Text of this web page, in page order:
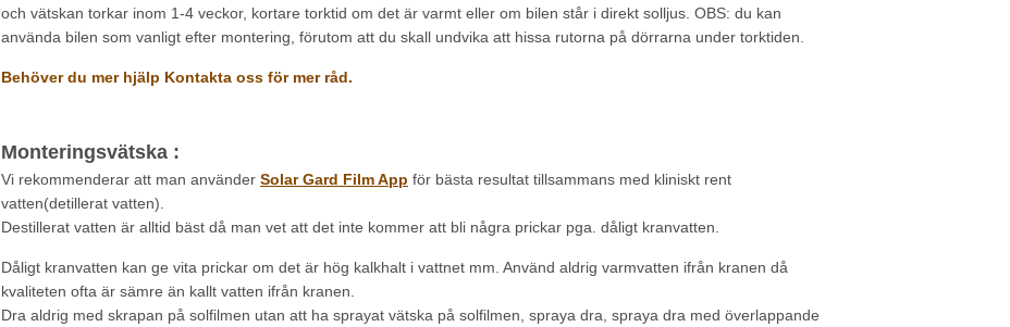
och vätskan torkar inom 1-4 veckor, kortare torktid om det är varmt eller om bilen står i direkt solljus. OBS: du kan
använda bilen som vanligt efter montering, förutom att du skall undvika att hissa rutorna på dörrarna under torktiden.
Behöver du mer hjälp Kontakta oss för mer råd.
Monteringsvätska :
Vi rekommenderar att man använder Solar Gard Film App för bästa resultat tillsammans med kliniskt rent
vatten(detillerat vatten).
Destillerat vatten är alltid bäst då man vet att det inte kommer att bli några prickar pga. dåligt kranvatten.
Dåligt kranvatten kan ge vita prickar om det är hög kalkhalt i vattnet mm. Använd aldrig varmvatten ifrån kranen då
kvaliteten ofta är sämre än kallt vatten ifrån kranen.
Dra aldrig med skrapan på solfilmen utan att ha sprayat vätska på solfilmen, spraya dra, spraya dra med överlappande